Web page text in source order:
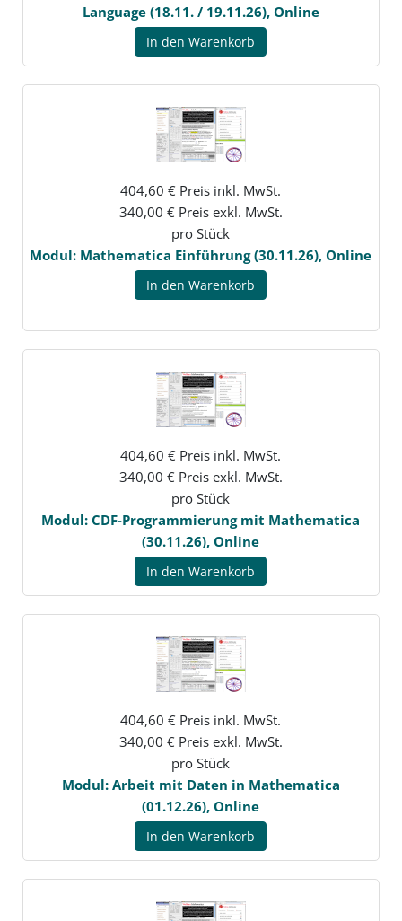
Language (18.11. / 19.11.26), Online
In den Warenkorb
404,60 € Preis inkl. MwSt.
340,00 € Preis exkl. MwSt.
pro Stück
Modul: Mathematica Einführung (30.11.26), Online
In den Warenkorb
404,60 € Preis inkl. MwSt.
340,00 € Preis exkl. MwSt.
pro Stück
Modul: CDF-Programmierung mit Mathematica
(30.11.26), Online
In den Warenkorb
404,60 € Preis inkl. MwSt.
340,00 € Preis exkl. MwSt.
pro Stück
Modul: Arbeit mit Daten in Mathematica
(01.12.26), Online
In den Warenkorb